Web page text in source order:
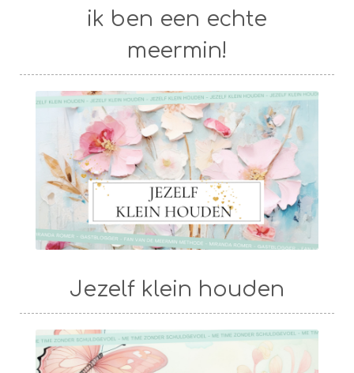
ik ben een echte
meermin!
Jezelf klein houden